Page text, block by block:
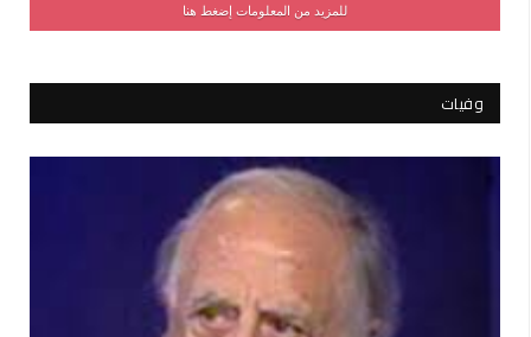
للمزيد من المعلومات إضغط هنا
وفيات